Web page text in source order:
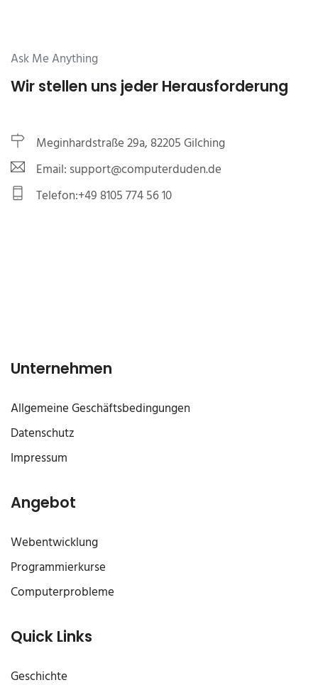
Ask Me Anything
Wir stellen uns jeder Herausforderung
Meginhardstraße 29a, 82205 Gilching
Email: support@computerduden.de
Telefon:+49 8105 774 56 10
Unternehmen
Allgemeine Geschäftsbedingungen
Datenschutz
Impressum
Angebot
Webentwicklung
Programmierkurse
Computerprobleme
Quick Links
Geschichte